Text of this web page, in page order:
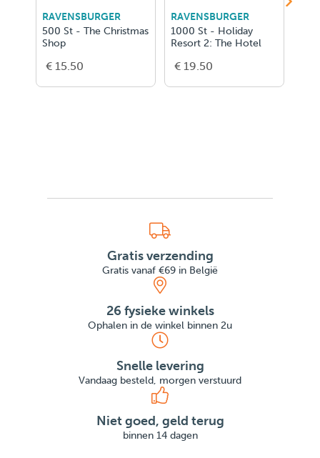
RAVENSBURGER
500 St - The Christmas
Shop
€ 15.50
RAVENSBURGER
1000 St - Holiday
Resort 2: The Hotel
€ 19.50
Gratis verzending
Gratis vanaf €69 in België
26 fysieke winkels
Ophalen in de winkel binnen 2u
Snelle levering
Vandaag besteld, morgen verstuurd
Niet goed, geld terug
binnen 14 dagen